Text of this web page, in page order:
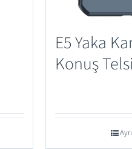
E5 Yaka
Konuş